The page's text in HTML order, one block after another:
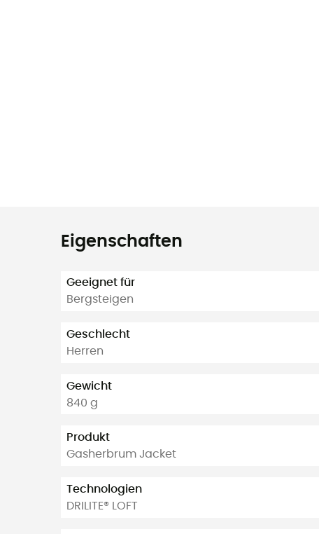
Eigenschaften
Geeignet für
Bergsteigen
Geschlecht
Herren
Gewicht
840 g
Produkt
Gasherbrum Jacket
Technologien
DRILITE® LOFT